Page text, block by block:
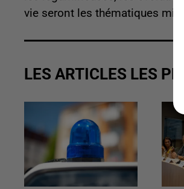
vie seront les thématiques
LES ARTICLES LES